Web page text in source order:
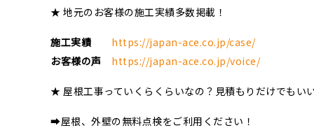
★ 地元のお客様の施工実績多数掲載！
施工実績
https://japan-ace.co.jp/case/
お客様の声
https://japan-ace.co.jp/voice/
★ 屋根工事っていくらくらいなの？見積もりだけでもい
➡屋根、外壁の無料点検をご利用ください！